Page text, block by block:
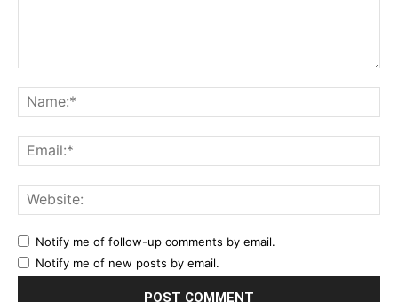
Notify me of follow-up comments by email.
Notify me of new posts by email.